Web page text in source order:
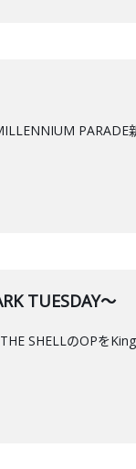
PARADE
TUESDAY～
SHELLのOPを